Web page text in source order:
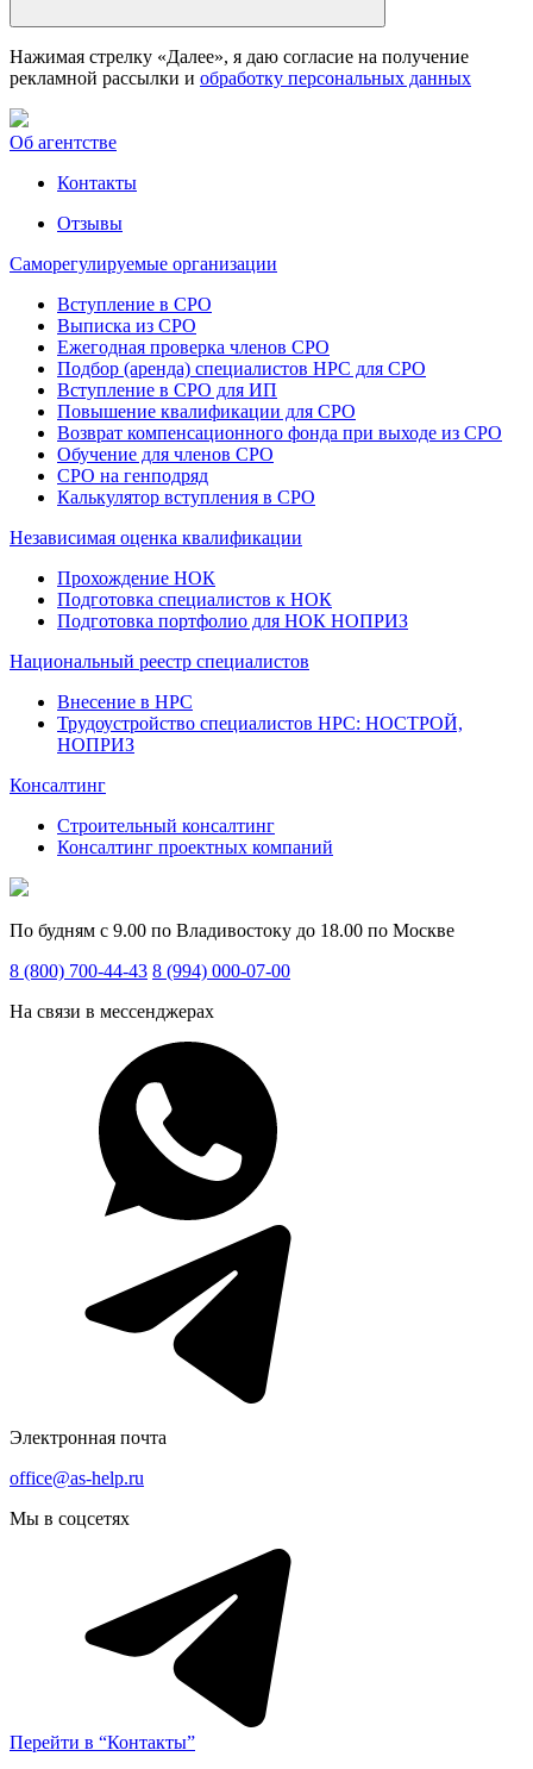
Нажимая стрелку «Далее», я даю согласие на получение
рекламной рассылки и обработку персональных данных
Об агентстве
Контакты
Отзывы
Саморегулируемые организации
Вступление в СРО
Выписка из СРО
Ежегодная проверка членов СРО
Подбор (аренда) специалистов НРС для СРО
Вступление в СРО для ИП
Повышение квалификации для СРО
Возврат компенсационного фонда при выходе из СРО
Обучение для членов СРО
СРО на генподряд
Калькулятор вступления в СРО
Независимая оценка квалификации
Прохождение НОК
Подготовка специалистов к НОК
Подготовка портфолио для НОК НОПРИЗ
Национальный реестр специалистов
Внесение в НРС
Трудоустройство специалистов НРС: НОСТРОЙ,
НОПРИЗ
Консалтинг
Строительный консалтинг
Консалтинг проектных компаний
По будням с 9.00 по Владивостоку до 18.00 по Москве
8 (800) 700-44-43 8 (994) 000-07-00
На связи в мессенджерах
Электронная почта
office@as-help.ru
Мы в соцсетях
Перейти в “Контакты”